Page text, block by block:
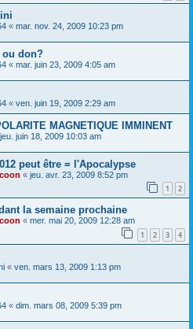
« mar. nov. 24, 2009 10:23 pm
ou don?
« mar. juin 23, 2009 4:05 am
« ven. juin 19, 2009 2:29 am
MAGNETIQUE IMMINENT
jeu. juin 18, 2009 10:03 am
peut être = l'Apocalypse
« jeu. avr. 23, 2009 8:52 pm
1 2
la semaine prochaine
« mer. mai 20, 2009 12:28 am
1 2 3 4
« ven. mars 13, 2009 1:13 pm
« dim. mars 08, 2009 5:39 pm